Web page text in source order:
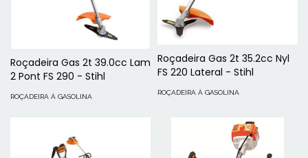
Roçadeira Gas 2t 39.0cc Lam
2 Pont FS 290 - Stihl
ROÇADEIRA À GASOLINA
Roçadeira Gas 2t 35.2cc Nyl
FS 220 Lateral - Stihl
ROÇADEIRA À GASOLINA